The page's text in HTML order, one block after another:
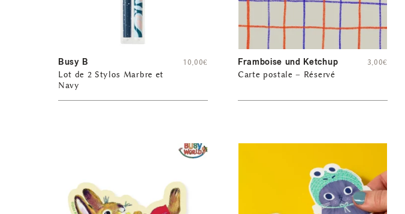
Busy B
Lot de 2 Stylos Marbre et
Navy
10,00€ Framboise und Ketchup
Carte postale – Réservé
3,00€